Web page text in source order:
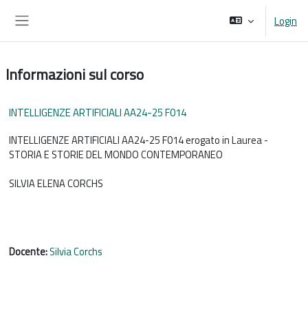
Login
Informazioni sul corso
INTELLIGENZE ARTIFICIALI AA24-25 F014
INTELLIGENZE ARTIFICIALI AA24-25 F014 erogato in Laurea -
STORIA E STORIE DEL MONDO CONTEMPORANEO
SILVIA ELENA CORCHS
Docente:Silvia Corchs